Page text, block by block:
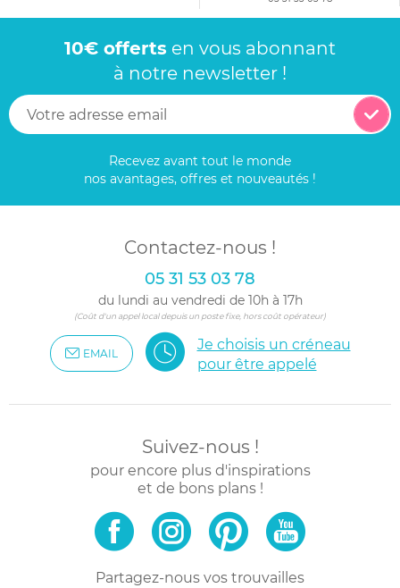
10€ offerts en vous abonnant
à notre newsletter !
Recevez avant tout le monde
nos avantages, offres et nouveautés !
Contactez-nous !
05 31 53 03 78
du lundi au vendredi de 10h à 17h
(Coût d'un appel local depuis un poste fixe, hors coût opérateur)
EMAIL
Je choisis un créneau
pour être appelé
Suivez-nous !
pour encore plus d'inspirations
et de bons plans !
Partagez-nous vos trouvailles